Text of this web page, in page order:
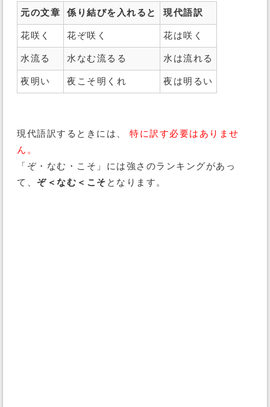
元の文章 係り結びを入れると 現代語訳
花咲く 花ぞ咲く 花は咲く
水流る 水なむ流るる 水は流れる
夜明い 夜こそ明くれ 夜は明るい
現代語訳するときには、
特に訳す必要はありませ
ん。
「ぞ・なむ・こそ」には強さのランキングがあっ
て、 ぞ＜なむ＜こそ となります。